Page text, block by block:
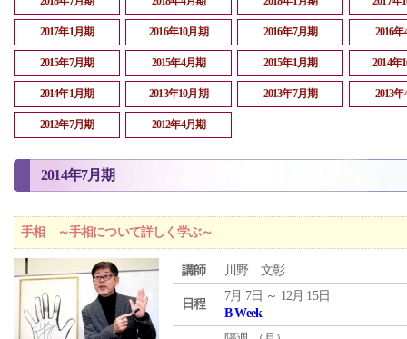
2017年1月期 2016年10月期 2016年7月期 2016
2015年7月期 2015年4月期 2015年1月期 2014年
2014年1月期 2013年10月期 2013年7月期 2013
2012年7月期 2012年4月期
2014年7月期
手相 ～手相について詳しく学ぶ～
講師 川野 文彰
日程
7月 7日 ～ 12月 15日
B Week